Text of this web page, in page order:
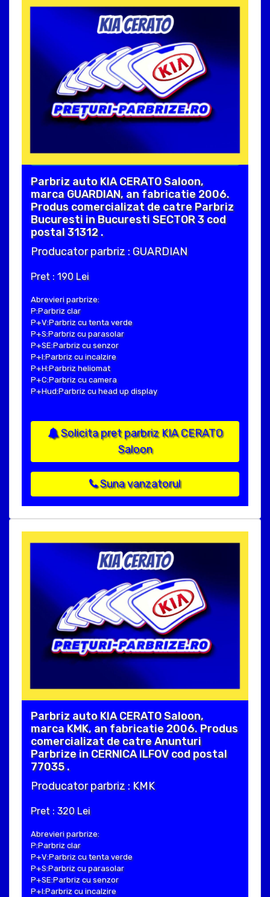
Parbriz auto KIA CERATO Saloon,
marca GUARDIAN, an fabricatie 2006.
Produs comercializat de catre Parbriz
Bucuresti in Bucuresti SECTOR 3 cod
postal 31312 .
Producator parbriz : GUARDIAN
Pret : 190 Lei
Abrevieri parbrize:
P:Parbriz clar
P+V:Parbriz cu tenta verde
P+S:Parbriz cu parasolar
P+SE:Parbriz cu senzor
P+I:Parbriz cu incalzire
P+H:Parbriz heliomat
P+C:Parbriz cu camera
P+Hud:Parbriz cu head up display
Solicita pret parbriz KIA CERATO
Saloon
Suna vanzatorul
Parbriz auto KIA CERATO Saloon,
marca KMK, an fabricatie 2006. Produs
comercializat de catre Anunturi
Parbrize in CERNICA ILFOV cod postal
77035 .
Producator parbriz : KMK
Pret : 320 Lei
Abrevieri parbrize:
P:Parbriz clar
P+V:Parbriz cu tenta verde
P+S:Parbriz cu parasolar
P+SE:Parbriz cu senzor
P+I:Parbriz cu incalzire